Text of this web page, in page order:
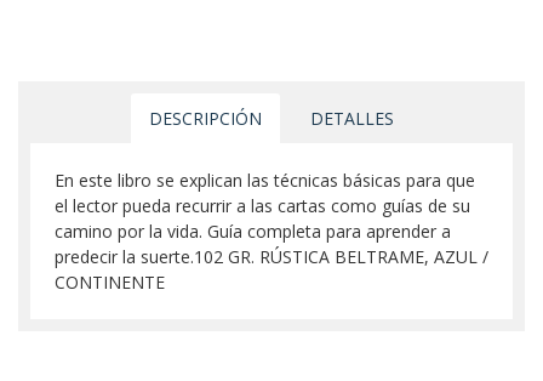
DESCRIPCIÓN DETALLES
En este libro se explican las técnicas básicas para que
el lector pueda recurrir a las cartas como guías de su
camino por la vida. Guía completa para aprender a
predecir la suerte.102 GR. RÚSTICA BELTRAME, AZUL /
CONTINENTE